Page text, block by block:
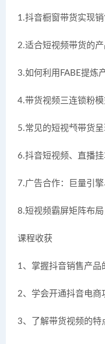
1.抖音橱窗带货实现
2.适合短视频带货的
3.如何利用FABE提炼
4.带货视频三连锁粉模
5.常见的短视频带货
6.抖音短视频、直播
7.广告合作：巨量引
8.短视频霸屏矩阵布
课程收获
1、掌握抖音销售产品
2、学会开通抖音电商
3、了解带货视频的特